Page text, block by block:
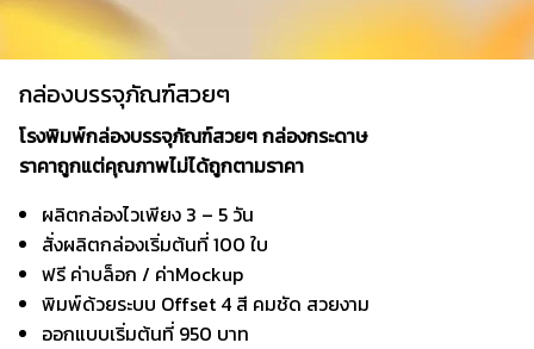
กล่องบรรจุภัณฑ์สวยๆ
โรงพิมพ์กล่องบรรจุภัณฑ์สวยๆ กล่องกระดาษ
ราคาถูกแต่คุณภาพไม่ได้ถูกตามราคา
ผลิตกล่องไวเพียง 3 – 5 วัน
สั่งผลิตกล่องเริ่มต้นที่ 100 ใบ
ฟรี ค่าบล็อก / ค่าMockup
พิมพ์ด้วยระบบ Offset 4 สี คมชัด สวยงาม
ออกแบบเริ่มต้นที่ 950 บาท